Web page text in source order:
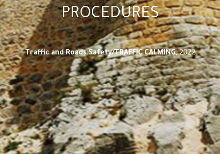
PROCEDURES
Traffic and Roads Safety/TRAFFIC CALMING, 2022